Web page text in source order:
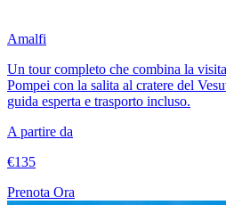
Amalfi
Un tour completo che combina la
Pompei con la salita al cratere del
guida esperta e trasporto incluso.
A partire da
€135
Prenota Ora